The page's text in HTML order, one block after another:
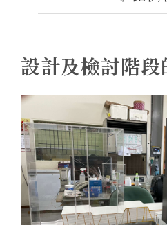
設計及檢討階段